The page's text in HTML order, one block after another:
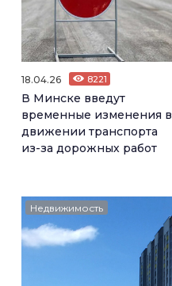
18.04.26 8221
В Минске введут
временные изменения в
движении транспорта
из-за дорожных работ
Недвижимость